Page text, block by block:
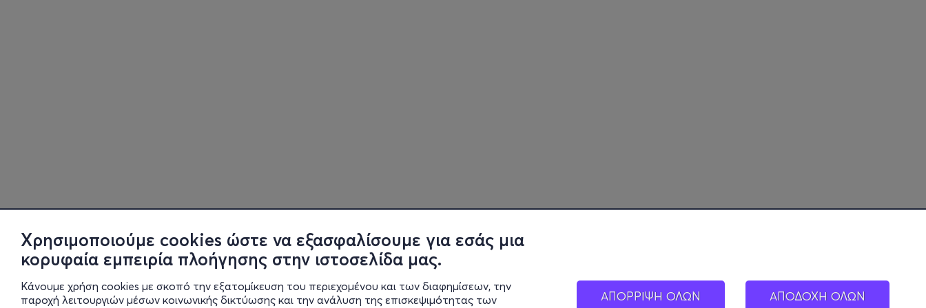
Χρησιμοποιούμε cookies ώστε να εξασφαλίσουμε για εσάς μια
κορυφαία εμπειρία πλοήγησης στην ιστοσελίδα μας.
Κάνουμε χρήση cookies με σκοπό την εξατομίκευση του περιεχομένου και των διαφημίσεων, την
παροχή λειτουργιών μέσων κοινωνικής δικτύωσης και την ανάλυση της επισκεψιμότητας των
ΑΠΟΡΡΙΨΗ ΟΛΩΝ ΑΠΟΔΟΧΗ ΟΛΩΝ